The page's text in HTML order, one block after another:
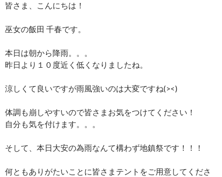
皆さま、こんにちは！
巫女の飯田 千春です。
本日は朝から降雨。。。
昨日より１０度近く低くなりましたね。
涼しくて良いですが雨風強いのは大変ですね(><)
体調も崩しやすいので皆さまお気をつけてください！
自分も気を付けます。。。
そして、本日大安の為雨なんて構わず地鎮祭です！！！
何ともありがたいことに皆さまテントをご用意してくださ